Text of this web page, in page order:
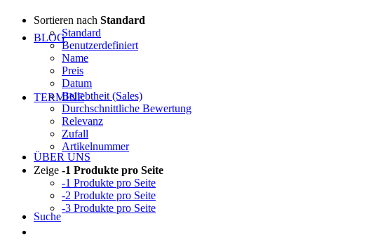
BLOG
TERMINE
ÜBER UNS
Suche
Sortieren nach Standard
Standard
Benutzerdefiniert
Name
Preis
Datum
Beliebtheit (Sales)
Durchschnittliche Bewertung
Relevanz
Zufall
Artikelnummer
Zeige -1 Produkte pro Seite
-1 Produkte pro Seite
-2 Produkte pro Seite
-3 Produkte pro Seite